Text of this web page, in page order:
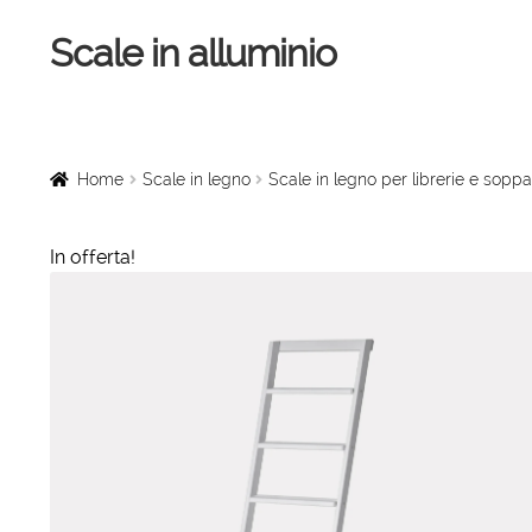
Vai
alla
Vai
al
Scale in alluminio
Scale a chiocciola
Home Scale in legno Scale in legno per librerie e
In offerta!